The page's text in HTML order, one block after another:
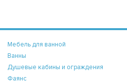
Мебель для ванной
Ванны
Душевые кабины и ограждения
Фаянс